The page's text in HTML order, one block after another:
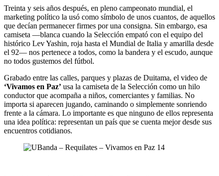
Treinta y seis años después, en pleno campeonato mundial, el
marketing político la usó como símbolo de unos cuantos, de aquellos
que decían permanecer firmes por una consigna. Sin embargo, esa
camiseta —blanca cuando la Selección empató con el equipo del
histórico Lev Yashin, roja hasta el Mundial de Italia y amarilla desde
el 92— nos pertenece a todos, como la bandera y el escudo, aunque
no todos gustemos del fútbol.
Grabado entre las calles, parques y plazas de Duitama, el video de
‘Vivamos en Paz’ usa la camiseta de la Selección como un hilo
conductor que acompaña a niños, comerciantes y familias. No
importa si aparecen jugando, caminando o simplemente sonriendo
frente a la cámara. Lo importante es que ninguno de ellos representa
una idea política: representan un país que se cuenta mejor desde sus
encuentros cotidianos.